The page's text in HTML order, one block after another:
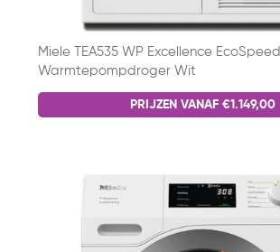
Miele TEA535 WP Excellence EcoSpeed
Warmtepompdroger Wit
PRIJZEN VANAF €1.149,00